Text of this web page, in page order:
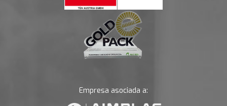
Empresa asociada a: